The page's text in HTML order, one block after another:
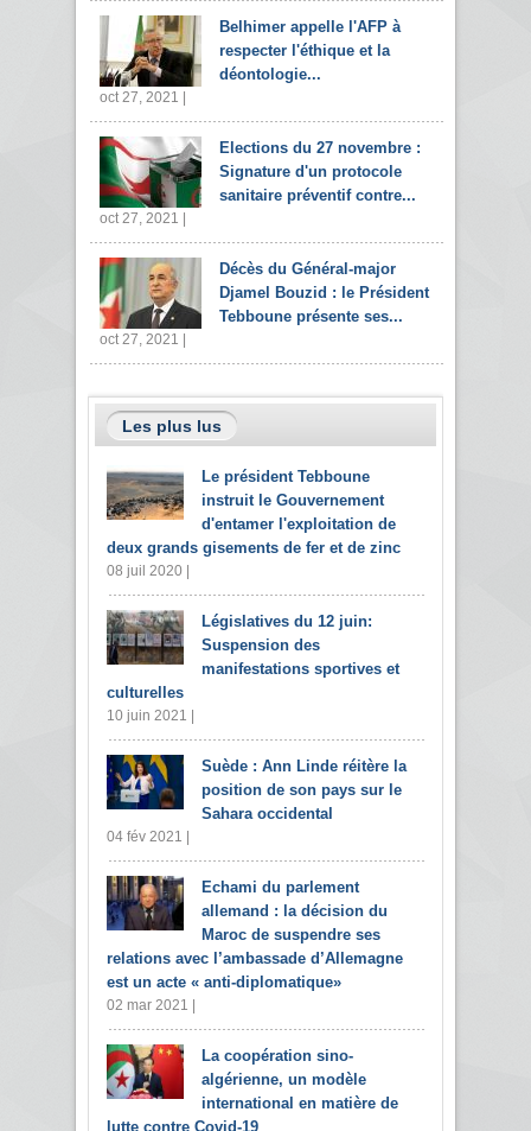
Belhimer appelle l'AFP à
respecter l'éthique et la
déontologie...
oct 27, 2021 |
Elections du 27 novembre :
Signature d'un protocole
sanitaire préventif contre...
oct 27, 2021 |
Décès du Général-major
Djamel Bouzid : le Président
Tebboune présente ses...
oct 27, 2021 |
Les plus lus
Le président Tebboune
instruit le Gouvernement
d'entamer l'exploitation de
deux grands gisements de fer et de zinc
08 juil 2020 |
Législatives du 12 juin:
Suspension des
manifestations sportives et
culturelles
10 juin 2021 |
Suède : Ann Linde réitère la
position de son pays sur le
Sahara occidental
04 fév 2021 |
Echami du parlement
allemand : la décision du
Maroc de suspendre ses
relations avec l’ambassade d’Allemagne
est un acte « anti-diplomatique»
02 mar 2021 |
La coopération sino-
algérienne, un modèle
international en matière de
lutte contre Covid-19